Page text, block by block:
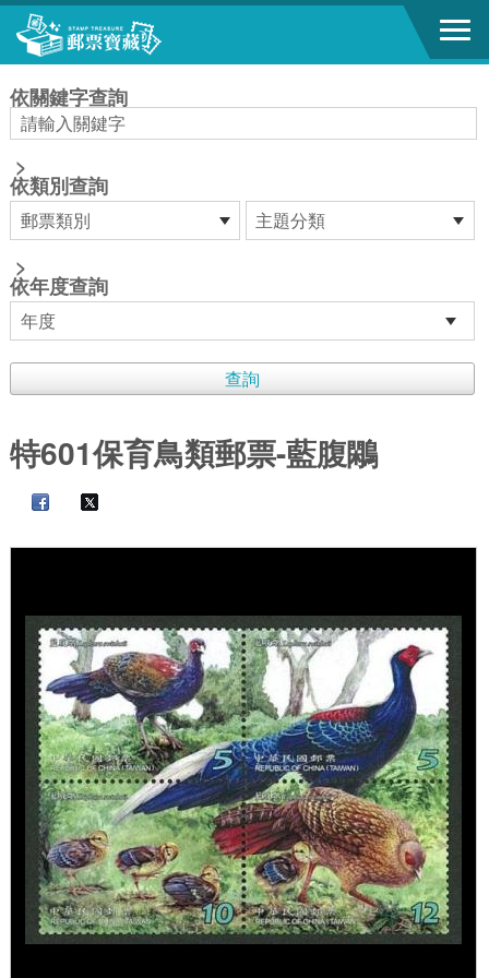
跳到主要內容區塊
依關鍵字查詢
>
依類別查詢
>
依年度查詢
特601保育鳥類郵票-藍腹鷴